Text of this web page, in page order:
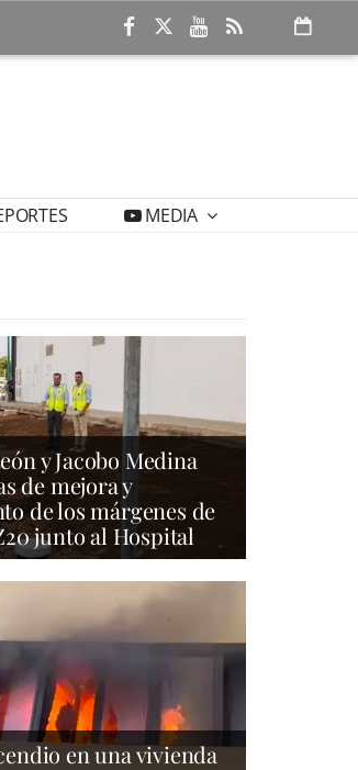
MEDIA
y Jacobo Medina
de mejora y
de los márgenes de
junto al Hospital
en una vivienda